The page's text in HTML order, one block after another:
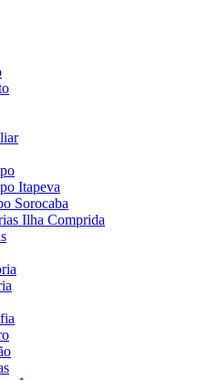
Itapeva
Sorocaba
Ilha Comprida